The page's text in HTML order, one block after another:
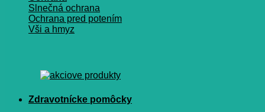
Slnečná ochrana
Ochrana pred potením
Vši a hmyz
Zdravotnícke pomôcky